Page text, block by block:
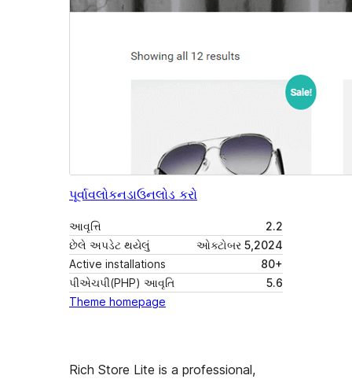
પૂર્વાવલોકનડાઉનલોડ કરો
આવૃત્તિ
2.2
છેલે અપડેટ થયેલું
ઓક્ટોબર 5,2024
Active installations
80+
પીએચપી(PHP) આવૃતિ
5.6
Theme homepage
Rich Store Lite is a professional,